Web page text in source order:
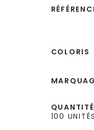
COLORIS
100 UNITÉS